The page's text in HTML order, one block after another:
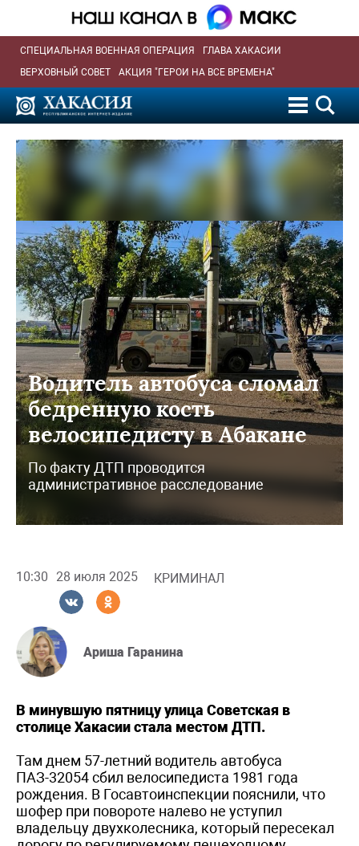
СПЕЦИАЛЬНАЯ ВОЕННАЯ ОПЕРАЦИЯ
ГЛАВА ХАКАСИИ
ВЕРХОВНЫЙ СОВЕТ
АКЦИЯ "ГЕРОИ НА ВСЕ ВРЕМЕНА"
Водитель автобуса сломал
бедренную кость
велосипедисту в Абакане
По факту ДТП проводится
административное расследование
10:30 28 июля 2025 КРИМИНАЛ
Ариша Гаранина
В минувшую пятницу улица Советская в
столице Хакасии стала местом ДТП.
Там днем 57-летний водитель автобуса
ПАЗ-32054 сбил велосипедиста 1981 года
рождения. В Госавтоинспекции пояснили, что
шофер при повороте налево не уступил
владельцу двухколесника, который пересекал